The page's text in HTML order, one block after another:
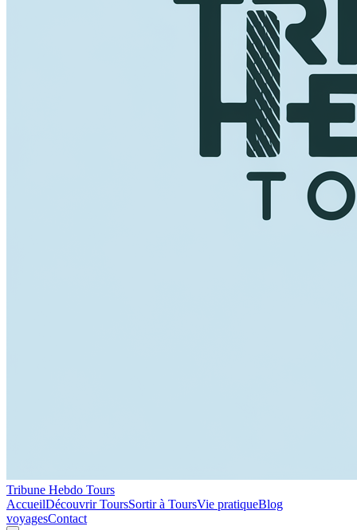
Tribune Hebdo Tours
AccueilDécouvrir ToursSortir à ToursVie pratiqueBlog
voyagesContact